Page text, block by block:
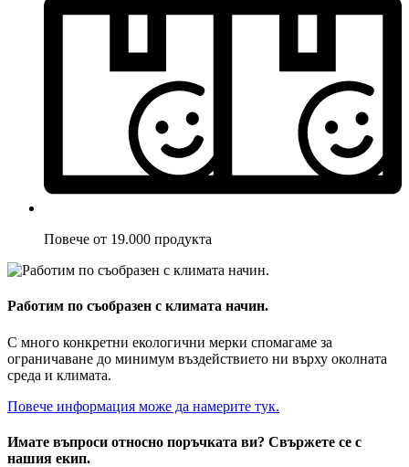
Повече от 19.000 продукта
Работим по съобразен с климата начин.
С много конкретни екологични мерки спомагаме за
ограничаване до минимум въздействието ни върху околната
среда и климата.
Повече информация може да намерите тук.
Имате въпроси относно поръчката ви? Свържете се с
нашия екип.